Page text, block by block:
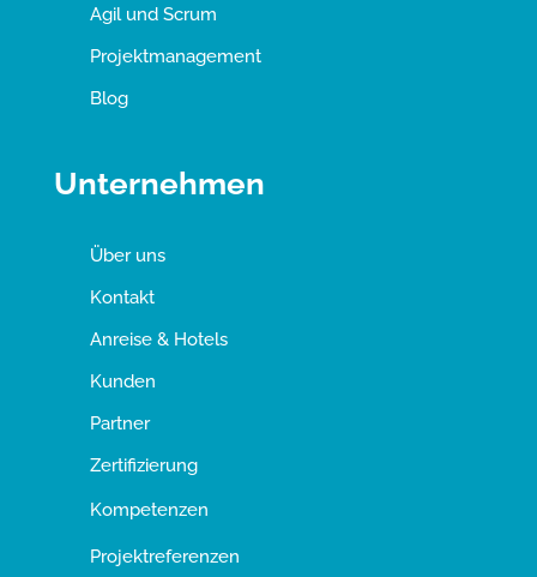
Agil und Scrum
Projektmanagement
Blog
Unternehmen
Über uns
Kontakt
Anreise & Hotels
Kunden
Partner
Zertifizierung
Kompetenzen
Projektreferenzen